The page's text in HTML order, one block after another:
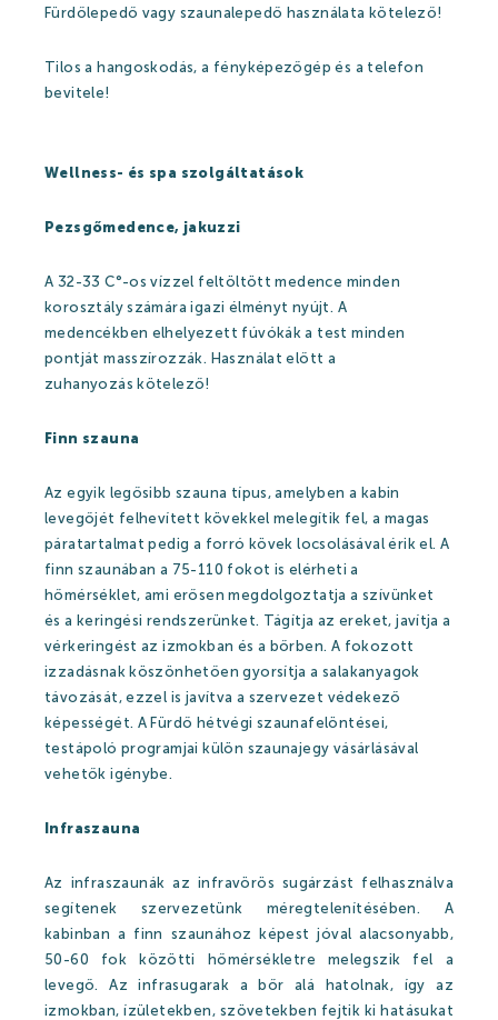
Szaunavilág
Wellness és spa
Strandfürdő
Strandfürdő
Kisgyermek úszás
Kikapcsolódási lehetőségek
Árak
Online jegyértékesítés
WEBSHOP
Ajándékutalványok
Strandfürdő árak 2026
Feltöltődés Harkányban!
Egészségpénztárak
Fürdőlepedő vagy szaunalepedő használata kötelező!
Tilos a hangoskodás, a fényképezőgép és a telefon
bevitele!
Wellness- és spa szolgáltatások
Pezsgőmedence, jakuzzi
A 32-33 C°-os vízzel feltöltött medence minden
korosztály számára igazi élményt nyújt. A
medencékben elhelyezett fúvókák a test minden
pontját masszírozzák. Használat előtt a
zuhanyozás kötelező!
Finn szauna
Az egyik legősibb szauna típus, amelyben a kabin
levegőjét felhevített kövekkel melegítik fel, a magas
páratartalmat pedig a forró kövek locsolásával érik el. A
finn szaunában a 75-110 fokot is elérheti a
hőmérséklet, ami erősen megdolgoztatja a szívünket
és a keringési rendszerünket. Tágítja az ereket, javítja a
vérkeringést az izmokban és a bőrben. A fokozott
izzadásnak köszönhetően gyorsítja a salakanyagok
távozását, ezzel is javítva a szervezet védekező
képességét. A Fürdő hétvégi szaunafelöntései,
testápoló programjai külön szaunajegy vásárlásával
vehetők igénybe.
Infraszauna
Az infraszaunák az infravörös sugárzást felhasználva
segítenek szervezetünk méregtelenítésében. A
kabinban a finn szaunához képest jóval alacsonyabb,
50-60 fok közötti hőmérsékletre melegszik fel a
levegő. Az infrasugarak a bőr alá hatolnak, így az
izmokban, ízületekben, szövetekben fejtik ki hatásukat